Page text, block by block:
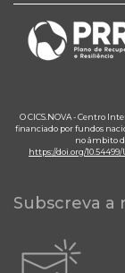
O CICS.NOVA - Centro
financiado por fundos
no âmbito
https://doi.org/
Subscreva a